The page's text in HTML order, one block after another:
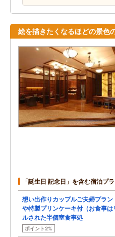
絵を描きたくなるほどの景色
「誕生日 記念日」を含む宿泊プ
想い出作りカップルご夫婦プラ
や特製プリンケーキ付（お食事は
ルされた半個室食事処
ポイント2%